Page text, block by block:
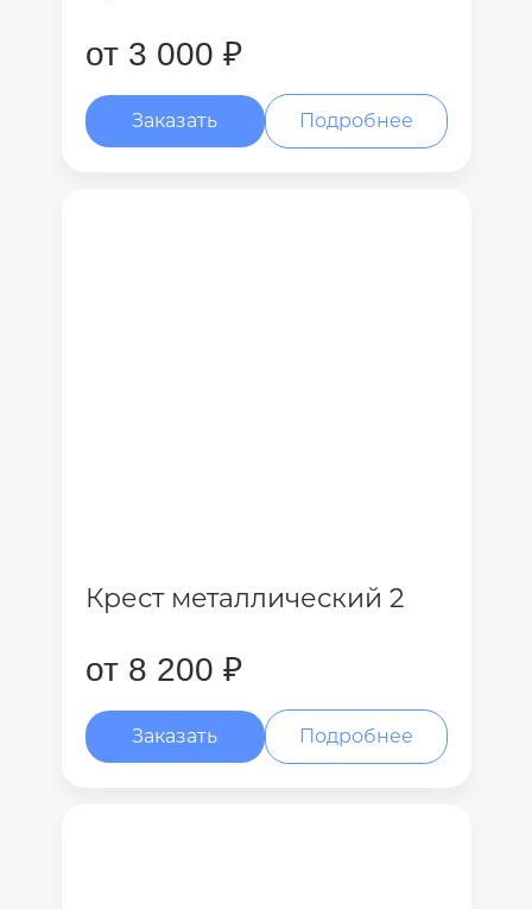
от 3 000 ₽
Заказать Подробнее
Крест металлический 2
от 8 200 ₽
Заказать Подробнее